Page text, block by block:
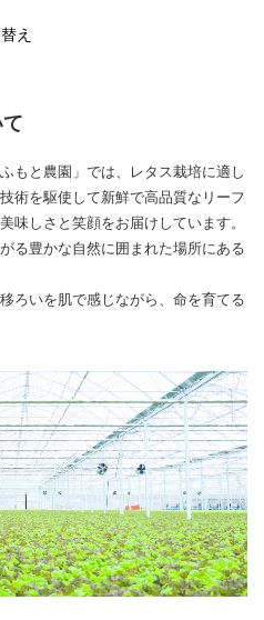
え
もと農園」では、レタス栽培に適し
術を駆使して新鮮で高品質なリーフ
味しさと笑顔をお届けしています。
る豊かな自然に囲まれた場所にある
ろいを肌で感じながら、命を育てる